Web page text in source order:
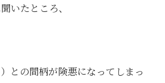
いたところ、
との間柄が険悪になってしまっ